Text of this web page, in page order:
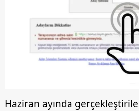
Haziran ayında